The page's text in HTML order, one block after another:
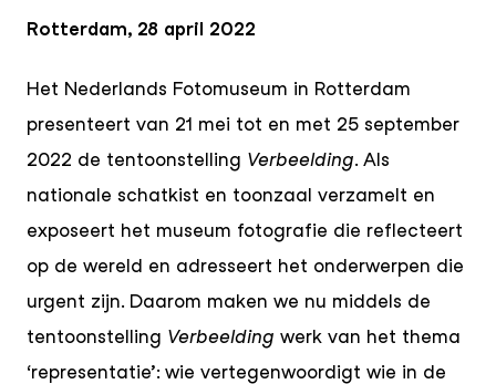
Rotterdam, 28 april 2022
Het Nederlands Fotomuseum in Rotterdam
presenteert van 21 mei tot en met 25 september
2022 de tentoonstelling Verbeelding. Als
nationale schatkist en toonzaal verzamelt en
exposeert het museum fotografie die reflecteert
op de wereld en adresseert het onderwerpen die
urgent zijn. Daarom maken we nu middels de
tentoonstelling Verbeelding werk van het thema
‘representatie’: wie vertegenwoordigt wie in de